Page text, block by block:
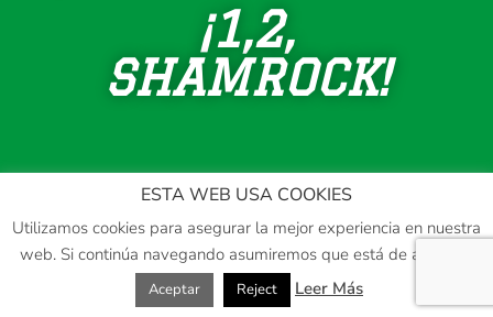
¡1,2,
SHAMROCK!
Shamrock Rugby Club ® - Palma de Mallorca- |
Powered byTeix Web
ESTA WEB USA COOKIES
Utilizamos cookies para asegurar la mejor experiencia en nuestra
web. Si continúa navegando asumiremos que está de acuerdo.
Aceptar Reject Leer Más